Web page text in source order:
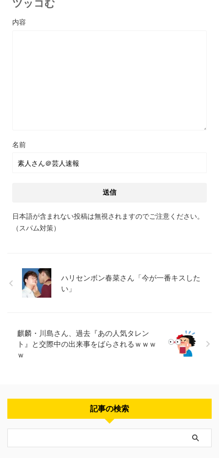
ツッコむ
名前
日本語が含まれない投稿は無視されますのでご注意ください。
（スパム対策）
ハリセンボン春菜さん「今が一番キスした
い」
麒麟・川島さん、過去『あの人気タレン
ト』と交際中の出来事をばらされるｗｗｗ
ｗ
記事の検索